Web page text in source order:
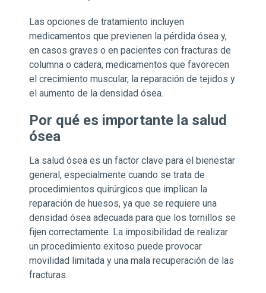
Las opciones de tratamiento incluyen
medicamentos que previenen la pérdida ósea y,
en casos graves o en pacientes con fracturas de
columna o cadera, medicamentos que favorecen
el crecimiento muscular, la reparación de tejidos y
el aumento de la densidad ósea.
Por qué es importante la salud
ósea
La salud ósea es un factor clave para el bienestar
general, especialmente cuando se trata de
procedimientos quirúrgicos que implican la
reparación de huesos, ya que se requiere una
densidad ósea adecuada para que los tornillos se
fijen correctamente. La imposibilidad de realizar
un procedimiento exitoso puede provocar
movilidad limitada y una mala recuperación de las
fracturas.